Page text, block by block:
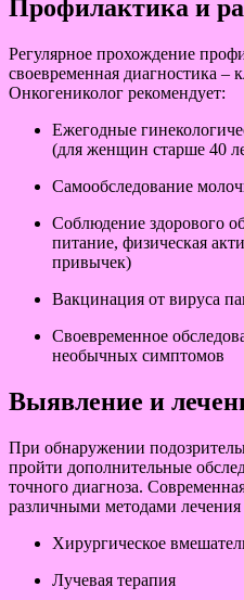
Профилактика и
Регулярное прохождение
своевременная диагностика
Онкогениколог рекомендует:
Ежегодные
(для женщин старше 40
Самообследование
Соблюдение здорового
питание, физическая
привычек)
Вакцинация от вируса
Своевременное
необычных симптомов
Выявление и
При обнаружении
пройти дополнительные
точного диагноза.
различными методами лечения
Хирургическое
Лучевая терапия